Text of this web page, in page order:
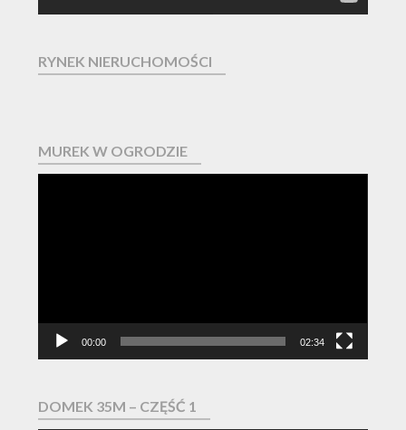
RYNEK NIERUCHOMOŚCI
MUREK W OGRODZIE
00:00 02:34
DOMEK 35M – CZĘŚĆ 1